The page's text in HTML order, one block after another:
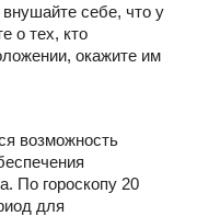
себе, что у
о тех, кто
окажите им
возможность
По гороскопу 20
для